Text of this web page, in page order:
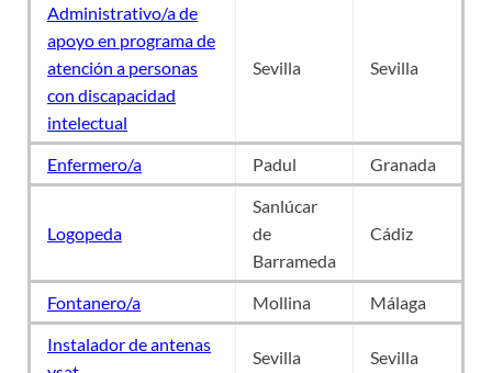
Administrativo/a de
apoyo en programa de
atención a personas
con discapacidad
intelectual
Sevilla Sevilla
Enfermero/a Padul Granada
Logopeda
Sanlúcar
de
Barrameda
Cádiz
Fontanero/a Mollina
Málaga
Instalador de antenas
Sevilla Sevilla